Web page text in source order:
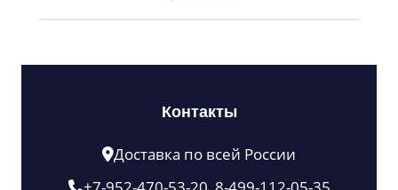
Контакты
Доставка по всей России